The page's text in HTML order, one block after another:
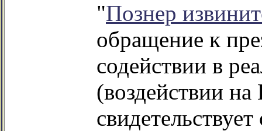
"Познер
обращение к
содействии в
(воздействии